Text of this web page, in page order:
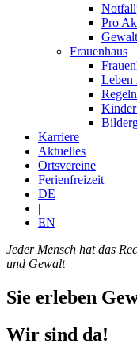
Pro
Frauenhaus
Leben
Kinder
Karriere
Aktuelles
Ortsvereine
Ferienfreizeit
DE
|
EN
Jeder Mensch hat das
und Gewalt
Sie erleben
Wir sind da!